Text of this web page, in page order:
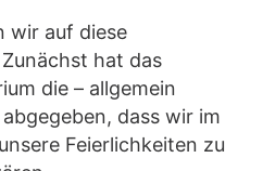
wir auf diese
hat das
die – allgemein
dass wir im
Feierlichkeiten zu